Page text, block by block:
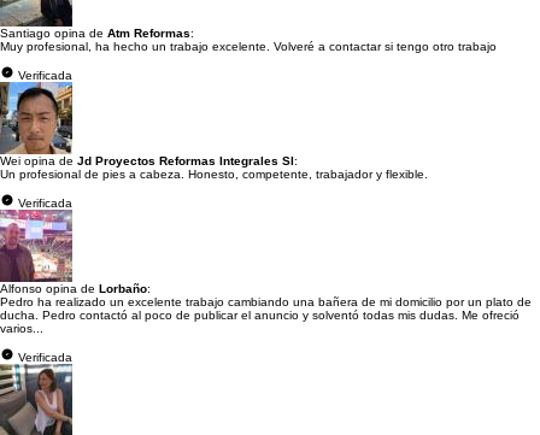
Santiago opina de Atm Reformas:
Muy profesional, ha hecho un trabajo excelente. Volveré a contactar si tengo otro trabajo
Verificada
Wei opina de Jd Proyectos Reformas Integrales Sl:
Un profesional de pies a cabeza. Honesto, competente, trabajador y flexible.
Verificada
Alfonso opina de Lorbaño:
Pedro ha realizado un excelente trabajo cambiando una bañera de mi domicilio por un plato de
ducha. Pedro contactó al poco de publicar el anuncio y solventó todas mis dudas. Me ofreció
varios...
Verificada